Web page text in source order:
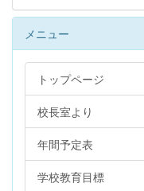
メニュー
トップページ
校長室より
年間予定表
学校教育目標